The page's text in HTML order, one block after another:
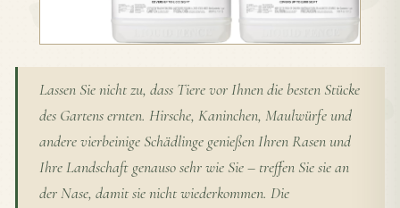
Lassen Sie nicht zu, dass Tiere vor Ihnen die besten Stücke
des Gartens ernten. Hirsche, Kaninchen, Maulwürfe und
andere vierbeinige Schädlinge genießen Ihren Rasen und
Ihre Landschaft genauso sehr wie Sie – treffen Sie sie an
der Nase, damit sie nicht wiederkommen. Die